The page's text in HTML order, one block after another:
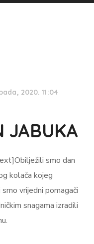
2020. 11:04
JABUKA
smo dan
kolača kojeg
vrijedni pomagači
snagama izradili